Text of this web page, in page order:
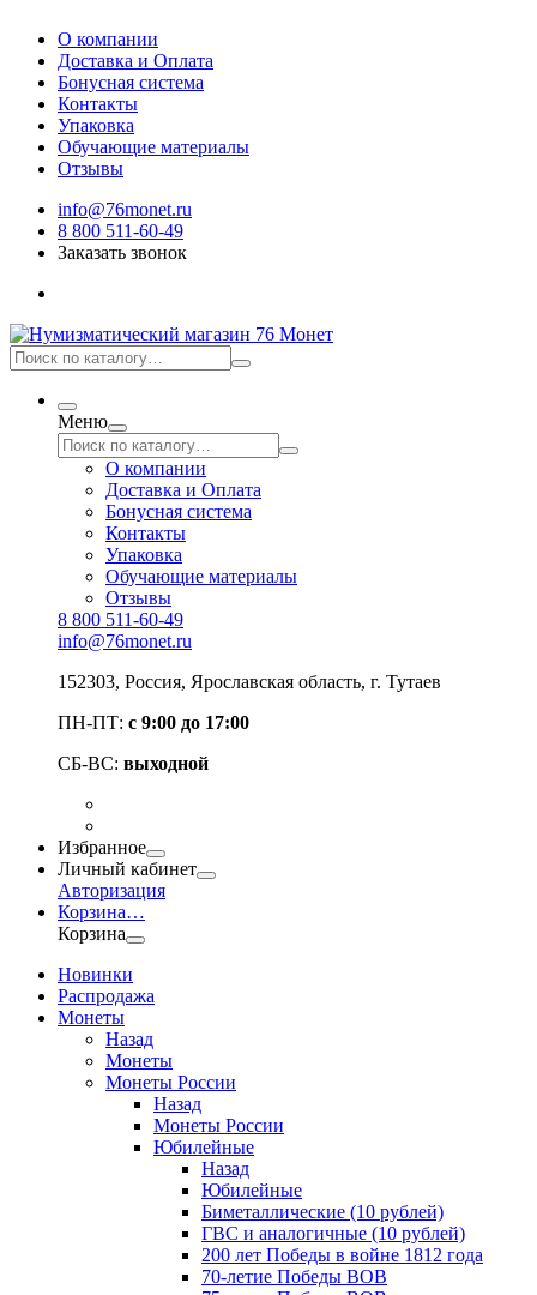
О компании
Доставка и Оплата
Бонусная система
Контакты
Упаковка
Обучающие материалы
Отзывы
info@76monet.ru
8 800 511-60-49
Заказать звонок
Меню
О компании
Доставка и Оплата
Бонусная система
Контакты
Упаковка
Обучающие материалы
Отзывы
8 800 511-60-49
info@76monet.ru
152303, Россия, Ярославская область, г. Тутаев
ПН-ПТ: с 9:00 до 17:00
СБ-ВС: выходной
Избранное
Личный кабинет
Авторизация
Корзина…
Корзина
Новинки
Распродажа
Монеты
Назад
Монеты
Монеты России
Назад
Монеты России
Юбилейные
Назад
Юбилейные
Биметаллические (10 рублей)
ГВС и аналогичные (10 рублей)
200 лет Победы в войне 1812 года
70-летие Победы ВОВ